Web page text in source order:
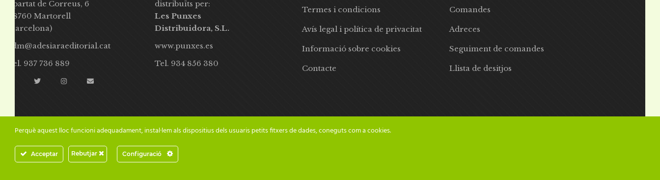
Apartat de Correus, 6
08760 Martorell
(Barcelona)
adm@adesiaraeditorial.cat
Tel. 937 736 889
distribuïts per:
Les Punxes
Distribuidora, S.L.
www.punxes.es
Tel. 934 856 380
Termes i condicions
Avís legal i política de privacitat
Informació sobre cookies
Contacte
Comandes
Adreces
Seguiment de comandes
Llista de desitjos
Perquè aquest lloc funcioni adequadament, instal·lem als dispositius dels usuaris petits fitxers de dades, coneguts com a cookies.
Acceptar Rebutjar Configuració